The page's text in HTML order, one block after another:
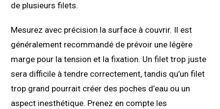
de plusieurs filets.
Mesurez avec précision la surface à couvrir. Il est
généralement recommandé de prévoir une légère
marge pour la tension et la fixation. Un filet trop juste
sera difficile à tendre correctement, tandis qu’un filet
trop grand pourrait créer des poches d’eau ou un
aspect inesthétique. Prenez en compte les